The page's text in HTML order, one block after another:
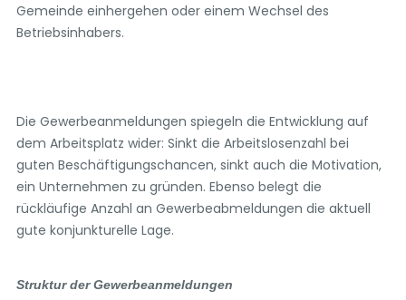
Gemeinde einhergehen oder einem Wechsel des
Betriebsinhabers.
Die Gewerbeanmeldungen spiegeln die Entwicklung auf
dem Arbeitsplatz wider: Sinkt die Arbeitslosenzahl bei
guten Beschäftigungschancen, sinkt auch die Motivation,
ein Unternehmen zu gründen. Ebenso belegt die
rückläufige Anzahl an Gewerbeabmeldungen die aktuell
gute konjunkturelle Lage.
Struktur der Gewerbeanmeldungen